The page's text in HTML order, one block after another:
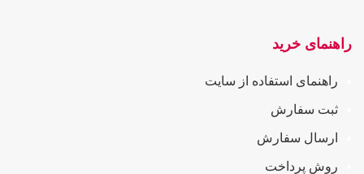
راهنمای خرید
راهنمای استفاده از سایت
ثبت سفارش
ارسال سفارش
روش پرداخت